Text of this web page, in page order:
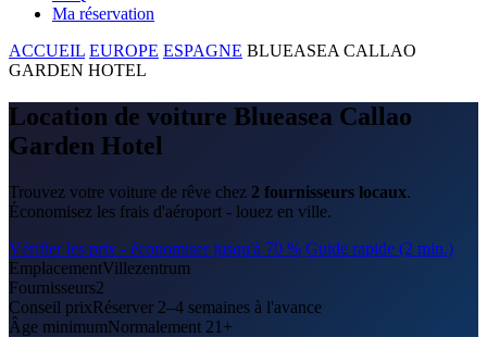
Ma réservation
ACCUEIL EUROPE ESPAGNE BLUEASEA CALLAO
GARDEN HOTEL
Location de voiture Blueasea Callao
Garden Hotel
Trouvez votre voiture de rêve chez 2 fournisseurs locaux.
Économisez les frais d'aéroport - louez en ville.
Vérifier les prix - économiser jusqu'à 70 % Guide rapide (2 min.)
EmplacementVillezentrum
Fournisseurs2
Conseil prixRéserver 2–4 semaines à l'avance
Âge minimumNormalement 21+